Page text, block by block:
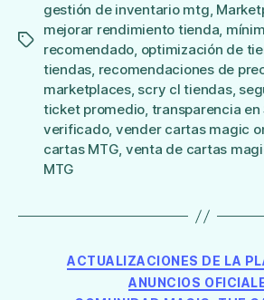
Etiquetas
gestión de inventario mtg,
mejorar rendimiento tienda,
recomendado, optimización de
tiendas, recomendaciones de
marketplaces, scry cl tiendas,
ticket promedio, transparencia en
verificado, vender cartas magic
cartas MTG, venta de cartas
MTG
ACTUALIZACIONES DE LA
ANUNCIOS